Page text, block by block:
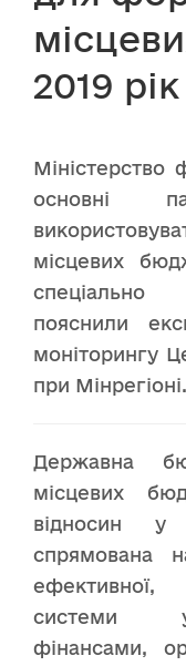
2019 рік
Міністерство
основні
місцевих
спеціально
пояснили
моніторингу
при Мінрегіоні.
Державна
місцевих
відносин у
спрямована
ефективної,
системи
фінансами,